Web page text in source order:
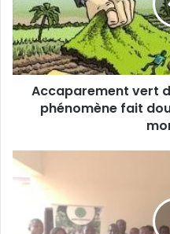
p
a
r
e
m
e
Accaparement vert
phénomène fait
R
e